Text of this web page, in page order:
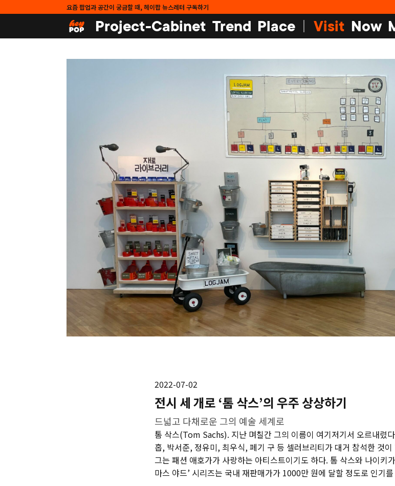
요즘 팝업과 공간이 궁금할 때, 헤이팝 뉴스레터 구독하기
Project-Cabinet Trend Place Visit Now
2022-07-02
전시 세 개로 ‘톰 삭스’의 우주 상상하기
드넓고 다채로운 그의 예술 세계로
톰 삭스(Tom Sachs). 지난 며칠간 그의 이름이 여기저기서 오르내렸
홉, 박서준, 정유미, 최우식, 페기 구 등 셀러브리티가 대거 참석한 것
그는 패션 애호가가 사랑하는 아티스트이기도 하다. 톰 삭스와 나이키
마스 야드’ 시리즈는 국내 재판매가가 1000만 원에 달할 정도로 인기